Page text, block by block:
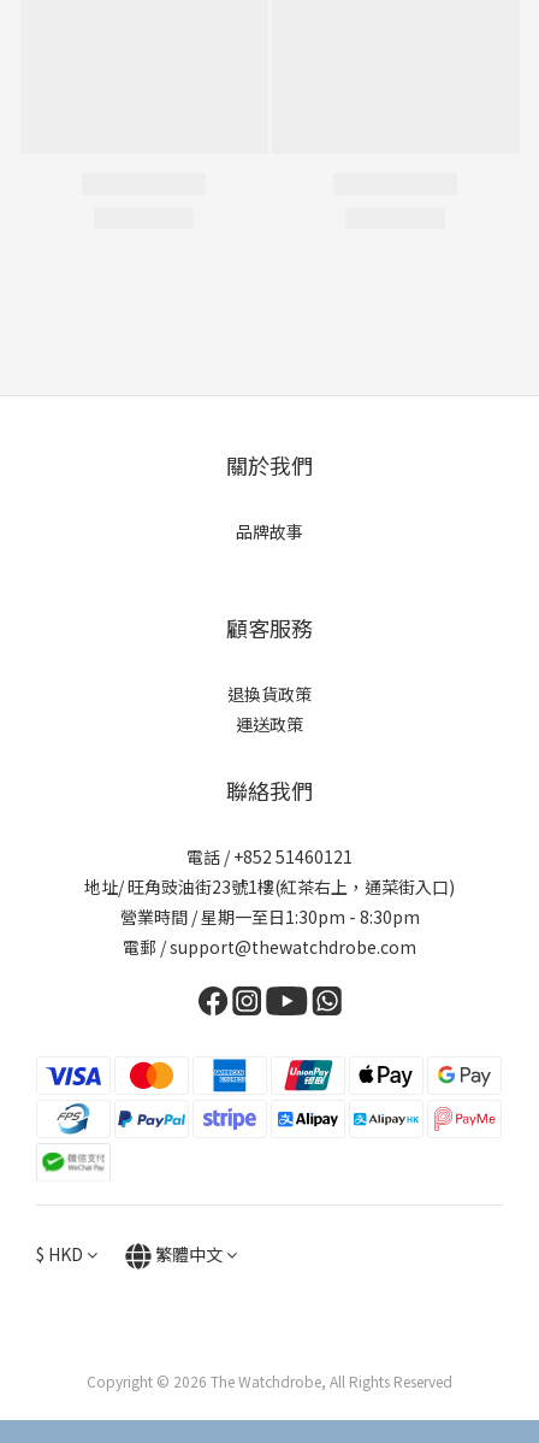
關於我們
品牌故事
顧客服務
退換貨政策
運送政策
聯絡我們
電話 / +852 51460121
地址/ 旺角豉油街23號1樓(紅茶右上，通菜街入口)
營業時間 / 星期一至日1:30pm - 8:30pm
電郵 / support@thewatchdrobe.com
$ HKD 繁體中文
Copyright © 2026 The Watchdrobe, All Rights Reserved